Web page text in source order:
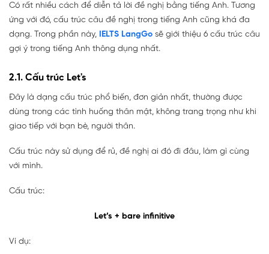
Có rất nhiều cách để diễn tả lời đề nghị bằng tiếng Anh. Tương
ứng với đó, cấu trúc câu đề nghị trong tiếng Anh cũng khá đa
dạng. Trong phần này,
IELTS LangGo sẽ giới thiệu 6 cấu trúc câu
gợi ý trong tiếng Anh thông dụng nhất.
2.1. Cấu trúc Let's
Đây là dạng cấu trúc phổ biến, đơn giản nhất, thường được
dùng trong các tình huống thân mật, không trang trọng như khi
giao tiếp với bạn bè, người thân.
Cấu trúc này sử dụng để rủ, đề nghị ai đó đi đâu, làm gì cùng
với mình.
Cấu trúc:
Let’s + bare infinitive
Ví dụ: